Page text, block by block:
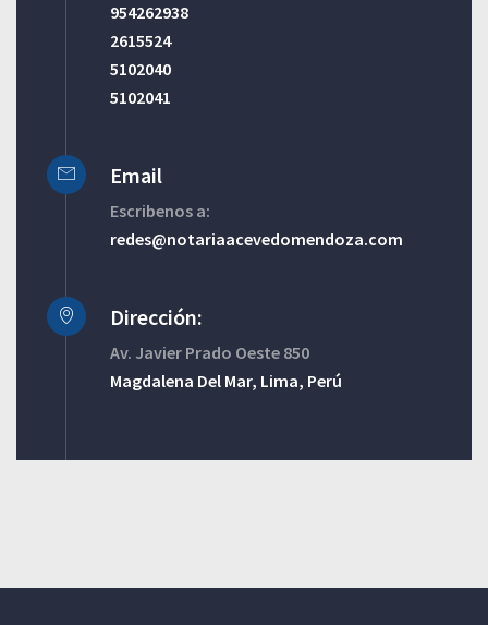
954262938
2615524
5102040
5102041
Email
Escribenos a:
redes@notariaacevedomendoza.com
Dirección:
Av. Javier Prado Oeste 850
Magdalena Del Mar, Lima, Perú